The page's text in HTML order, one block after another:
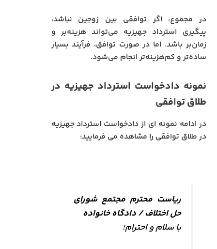
در مجموع، اگر توافقی بین زوجین نباشد،
پیگیری استرداد جهیزیه می‌تواند هزینه‌بر و
زمان‌بر باشد. اما در صورت توافق، فرآیند بسیار
ساده‌تر و کم‌هزینه‌تر انجام می‌شود.
نمونه دادخواست استرداد جهیزیه در
طلاق توافقی
در ادامه نمونه ای از دادخواست استرداد جهیزیه
در طلاق توافقی را مشاهده می فرمایید:
ریاست محترم مجتمع شورای
حل اختلاف / دادگاه خانواده
با سلام و احترام؛